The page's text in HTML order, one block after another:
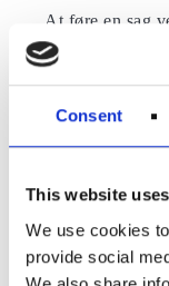
Consent
This website
We use cookies
provide social
At føre en sag
og sej kamp.
man uvilligt
erberettiget til
kompensation
kollegaers
kapitel og der
forbrugere ret
varetage sit
eller har du